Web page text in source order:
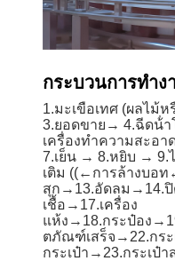
กระบวนการทําง
1.มะเขือเทศ (ผลไม้
3.ยอดขาย→ 4.ฉีดน้ํา
เครื่องทําความสะอ
7.เย็น → 8.หยิบ → 9.
เติม ((←การล้างบอ
สุก→13.อัดลม→14.
เชื้อ→17.เครื่อง
แห้ง→18.กระป๋อง →
ตภัณฑ์เสร็จ→22.กระ
กระเป๋า→23.กระเป๋